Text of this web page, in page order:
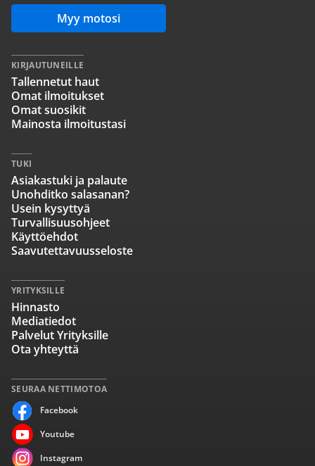
Myy motosi
SEURAA NETTIMOTOA
Facebook
Youtube
Instagram
KIRJAUTUNEILLE
Tallennetut haut
Omat ilmoitukset
Omat suosikit
Mainosta ilmoitustasi
TUKI
Asiakastuki ja palaute
Unohditko salasanan?
Usein kysyttyä
Turvallisuusohjeet
Käyttöehdot
Saavutettavuusseloste
YRITYKSILLE
Hinnasto
Mediatiedot
Palvelut Yrityksille
Ota yhteyttä